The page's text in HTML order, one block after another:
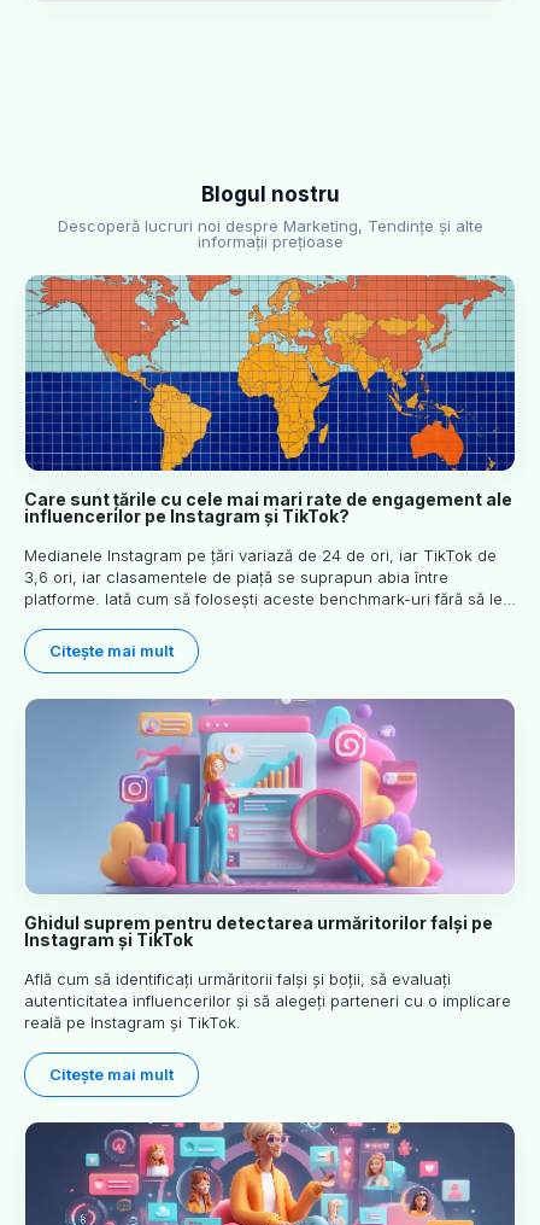
Blogul nostru
Descoperă lucruri noi despre Marketing, Tendințe și alte
informații prețioase
Care sunt țările cu cele mai mari rate de engagement ale
influencerilor pe Instagram și TikTok?
Medianele Instagram pe țări variază de 24 de ori, iar TikTok de
3,6 ori, iar clasamentele de piață se suprapun abia între
platforme. Iată cum să folosești aceste benchmark-uri fără să le
Citește mai mult
Ghidul suprem pentru detectarea urmăritorilor falși pe
Instagram și TikTok
Află cum să identificați urmăritorii falși și boții, să evaluați
autenticitatea influencerilor și să alegeți parteneri cu o implicare
reală pe Instagram și TikTok.
Citește mai mult